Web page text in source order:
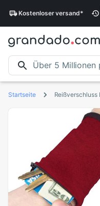
Kostenloserversand*
Startseite